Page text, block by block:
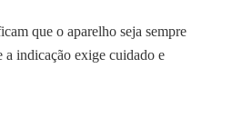
que o aparelho seja sempre
indicação exige cuidado e